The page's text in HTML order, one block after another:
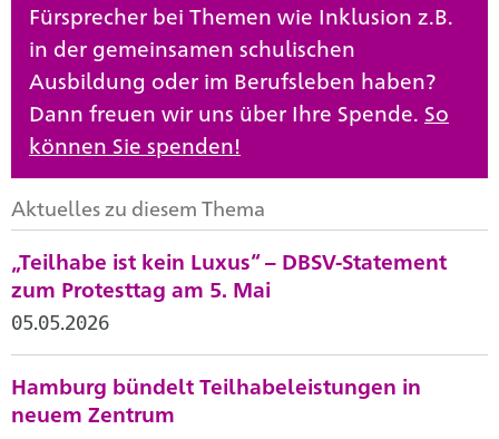
Fürsprecher bei Themen wie Inklusion z.B.
in der gemeinsamen schulischen
Ausbildung oder im Berufsleben haben?
Dann freuen wir uns über Ihre Spende. So
können Sie spenden!
Aktuelles zu diesem Thema
„Teilhabe ist kein Luxus“ – DBSV-Statement
zum Protesttag am 5. Mai
05.05.2026
Hamburg bündelt Teilhabeleistungen in
neuem Zentrum